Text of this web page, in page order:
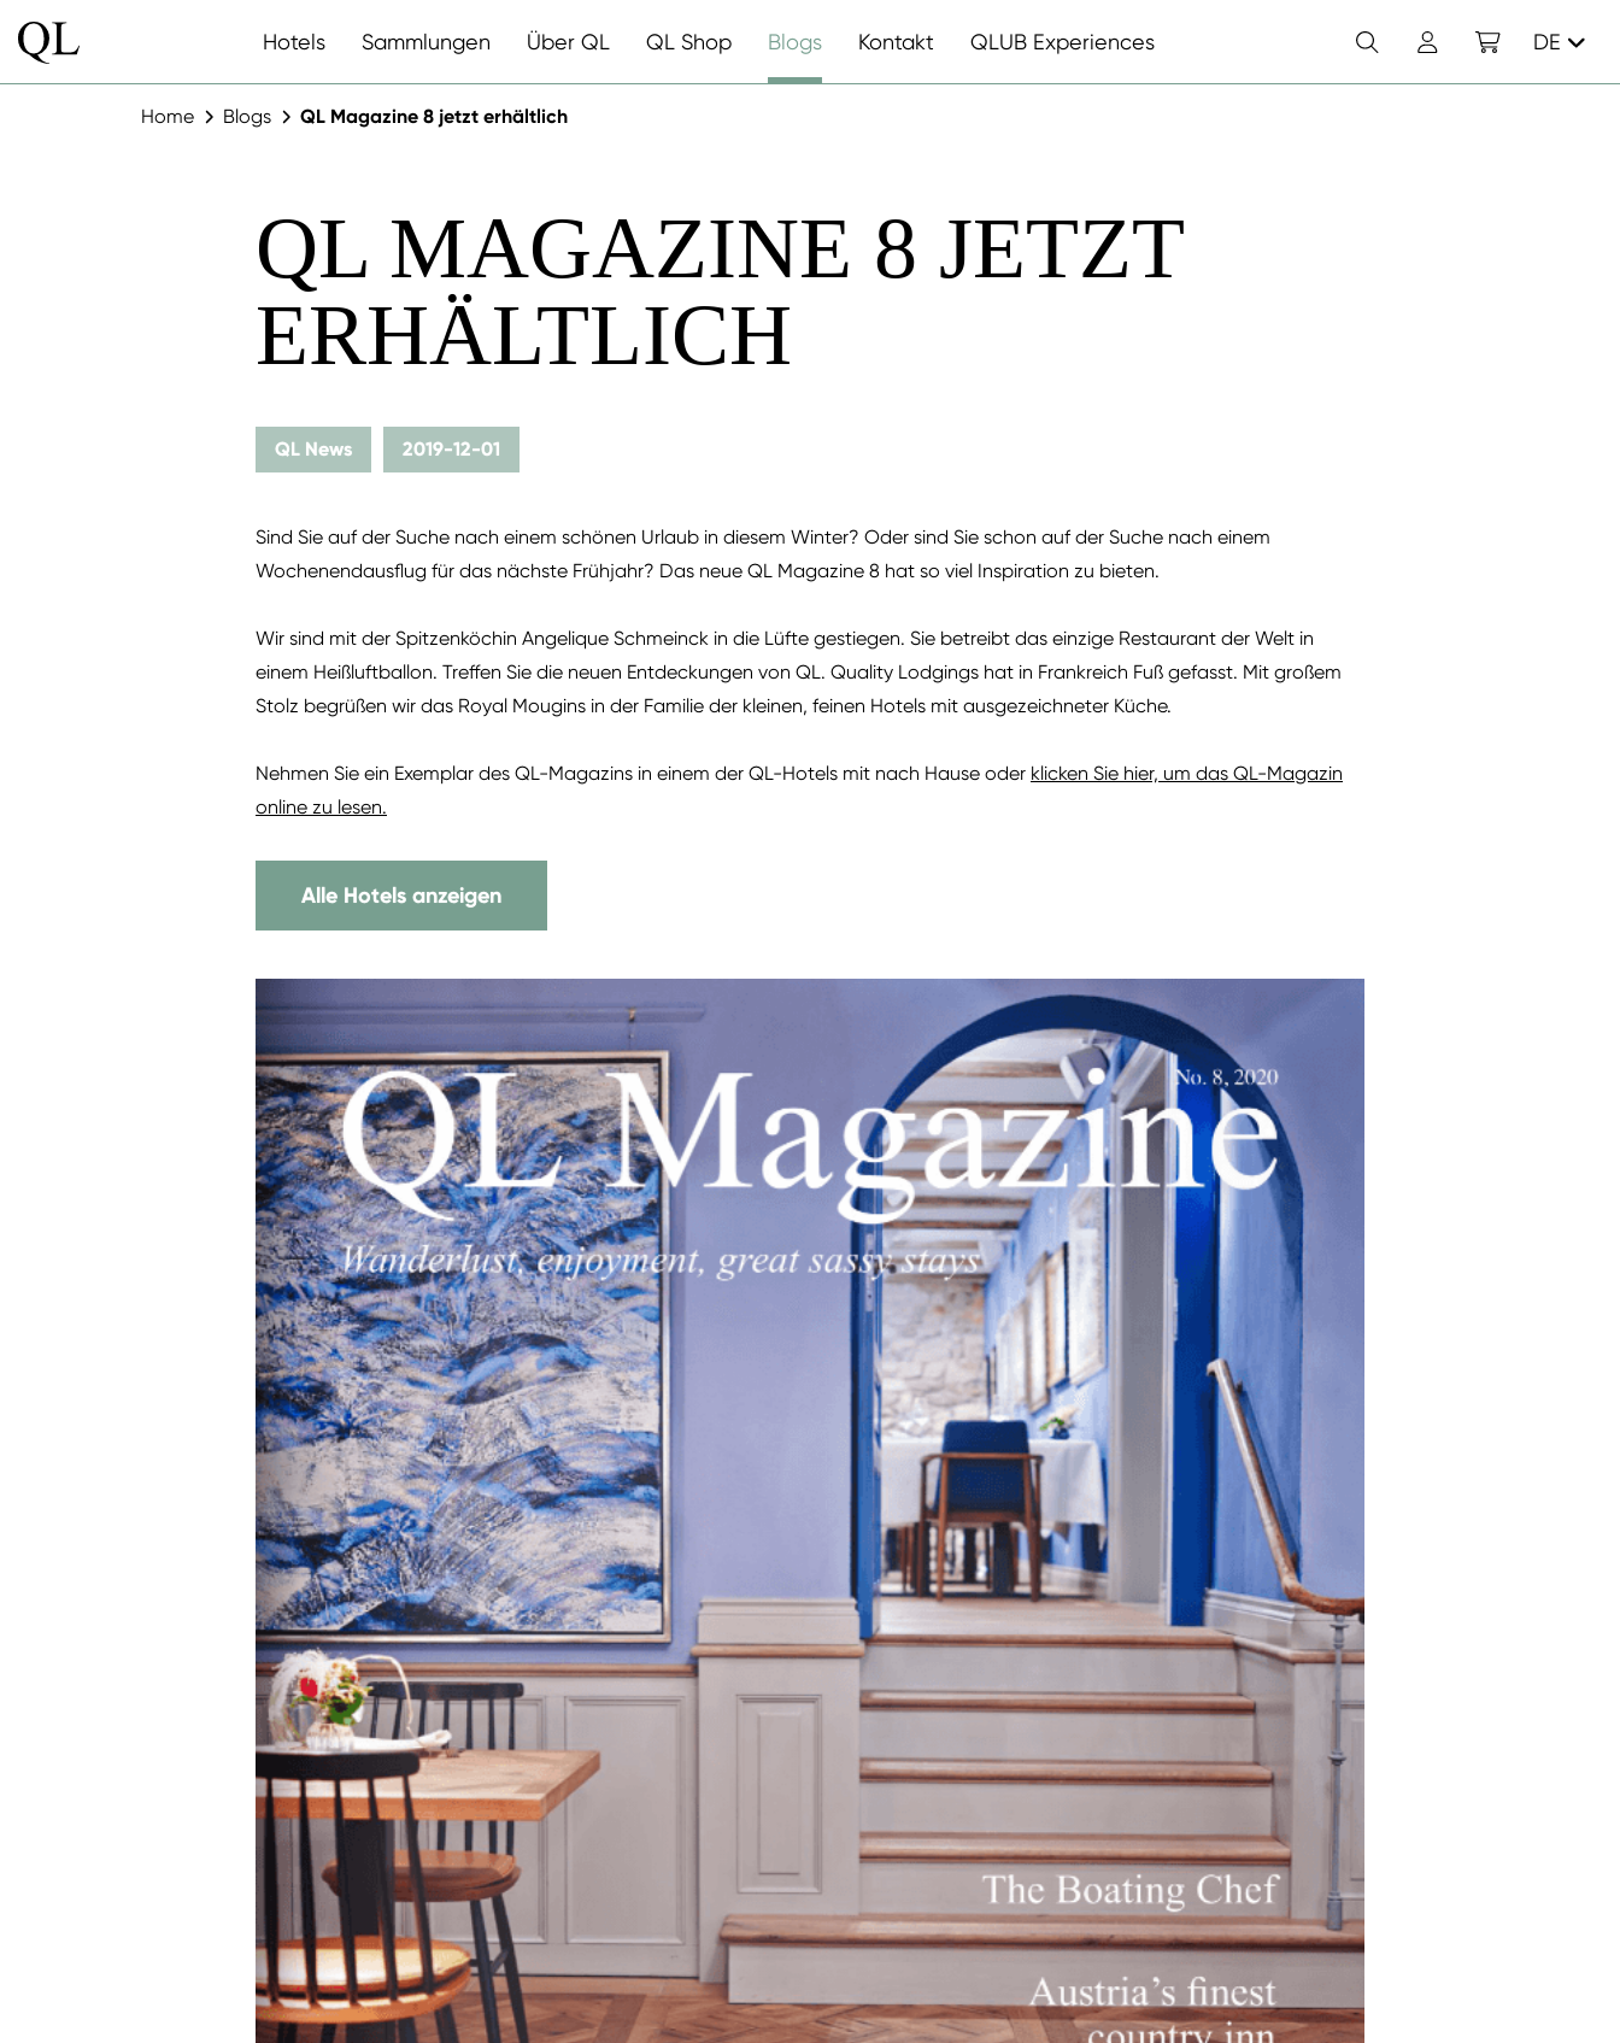
Hotels Sammlungen Über QL QL Shop Blogs Kontakt QLUB Experiences DE
Home Blogs QL Magazine 8 jetzt erhältlich
QL MAGAZINE 8 JETZT
ERHÄLTLICH
QL News 2019-12-01
Sind Sie auf der Suche nach einem schönen Urlaub in diesem Winter? Oder sind Sie schon auf der Suche nach einem
Wochenendausflug für das nächste Frühjahr? Das neue QL Magazine 8 hat so viel Inspiration zu bieten.
Wir sind mit der Spitzenköchin Angelique Schmeinck in die Lüfte gestiegen. Sie betreibt das einzige Restaurant der Welt in
einem Heißluftballon. Treffen Sie die neuen Entdeckungen von QL. Quality Lodgings hat in Frankreich Fuß gefasst. Mit großem
Stolz begrüßen wir das Royal Mougins in der Familie der kleinen, feinen Hotels mit ausgezeichneter Küche.
Nehmen Sie ein Exemplar des QL-Magazins in einem der QL-Hotels mit nach Hause oder klicken Sie hier, um das QL-Magazin
online zu lesen.
Alle Hotels anzeigen